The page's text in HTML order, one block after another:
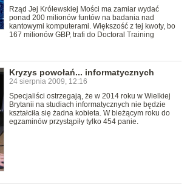
Rząd Jej Królewskiej Mości ma zamiar wydać
ponad 200 milionów funtów na badania nad
kantowymi komputerami. Większość z tej kwoty, bo
167 milionów GBP, trafi do Doctoral Training
Kryzys powołań... informatycznych
24 sierpnia 2009, 12:16
Specjaliści ostrzegają, że w 2014 roku w Wielkiej
Brytanii na studiach informatycznych nie będzie
kształciła się żadna kobieta. W bieżącym roku do
egzaminów przystąpiły tylko 454 panie.